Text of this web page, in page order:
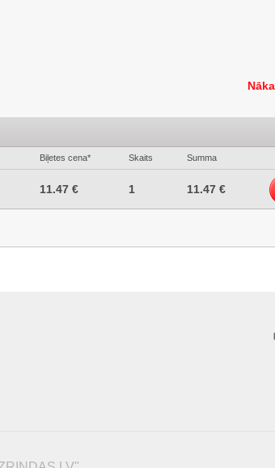
Biļetes cena* Skaits Summa
11.47 € 1 11.47 €